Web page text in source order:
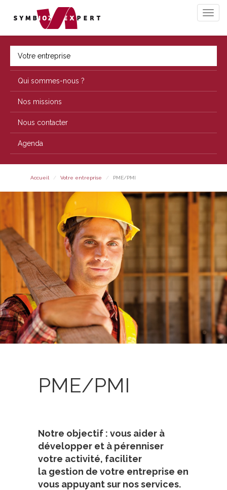
Votre entreprise
Qui sommes-nous ?
Nos missions
Nous contacter
Agenda
Accueil Votre entreprise PME/PMI
PME/PMI
Notre objectif : vous aider à
développer et à pérenniser
votre activité, faciliter
la gestion de votre entreprise en
vous appuyant sur nos services.